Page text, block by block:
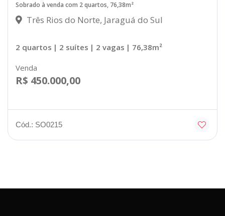
Sobrado à venda com 2 quartos, 76,38m²
Três Rios do Norte, Jaraguá do Sul
2 quartos | 2 suítes | 2 vagas | 76,38m²
Venda
R$ 450.000,00
Cód.: SO0215